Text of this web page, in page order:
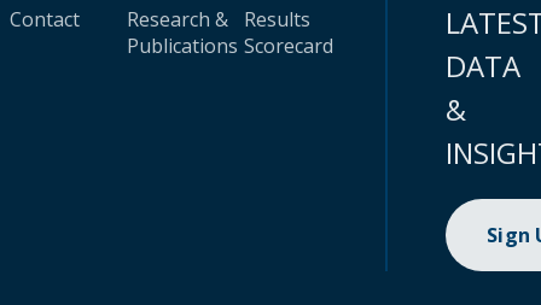
Contact
Research &
Publications
Results
Scorecard
DATA
&
Sign